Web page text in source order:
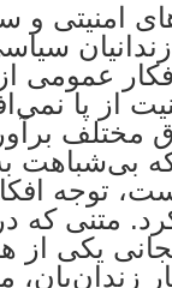
امنیتی و
عمومی
از پا
مختلف
که بی‌شباهت
توجه
متنی که
یکی از